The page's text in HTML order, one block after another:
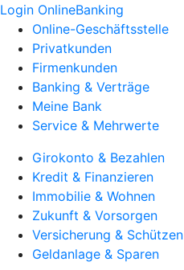
Login OnlineBanking
Online-Geschäftsstelle
Privatkunden
Firmenkunden
Banking & Verträge
Meine Bank
Service & Mehrwerte
Girokonto & Bezahlen
Kredit & Finanzieren
Immobilie & Wohnen
Zukunft & Vorsorgen
Versicherung & Schützen
Geldanlage & Sparen